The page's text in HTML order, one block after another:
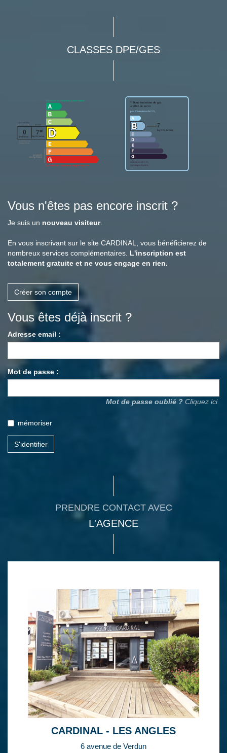
CLASSES DPE/GES
Vous n'êtes pas encore inscrit ?
Je suis un nouveau visiteur.
En vous inscrivant sur le site CARDINAL, vous bénéficierez de
nombreux services complémentaires. L'inscription est
totalement gratuite et ne vous engage en rien.
Créer son compte
Vous êtes déjà inscrit ?
Adresse email :
Mot de passe :
Mot de passe oublié ? Cliquez ici.
mémoriser
S'identifier
PRENDRE CONTACT AVEC
L'AGENCE
CARDINAL - LES ANGLES
6 avenue de Verdun